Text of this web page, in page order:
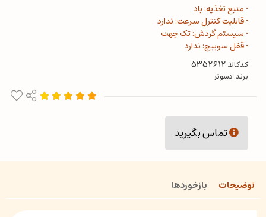
• منبع تغذیه: باد
• قابلیت کنترل سرعت: ندارد
• سیستم گردش: تک جهت
• قفل سوییچ: ندارد
کدکالا:
برند:دسوتر
تماس بگیرید
توضیحات بازخوردها